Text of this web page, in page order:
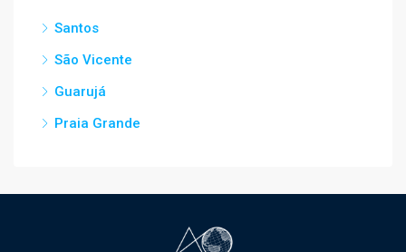
Santos
São Vicente
Guarujá
Praia Grande